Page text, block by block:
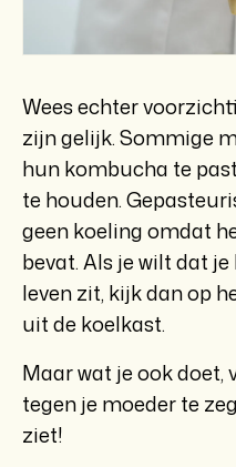
Wees echter
zijn gelijk. Sommige
hun kombucha te
te houden.
geen koeling omdat
bevat. Als je wilt dat
leven zit, kijk dan op
uit de koelkast.
Maar wat je ook doet,
tegen je moeder te
ziet!